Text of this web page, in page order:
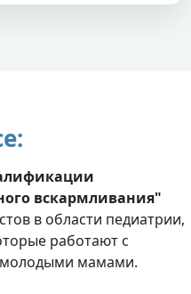
вскармливания"
в области педиатрии,
работают с
мамами.